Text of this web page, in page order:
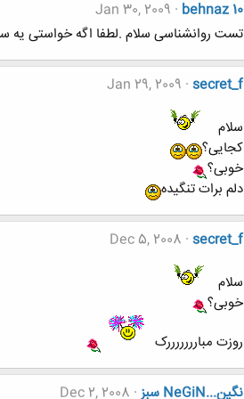
behnaz 10
Jan 30, 2009
تست روانشناسی سلام .لطفا اگه خواستی یه
secret_f
Jan 29, 2009
سلام
کجایی؟
خوبی؟
دلم برات تنگیده
secret_f
Dec 5, 2008
سلام
خوبی؟
روزت مبارررررررک
نگين...NeGiN سبز Dec 2, 2008